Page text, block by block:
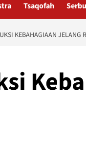
Tsaqofah Serbu
KEBAHAGIAAN JELANG